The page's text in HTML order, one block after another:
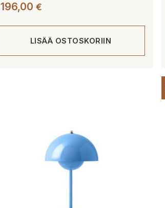
196,00 €
LISÄÄ OSTOSKORIIN